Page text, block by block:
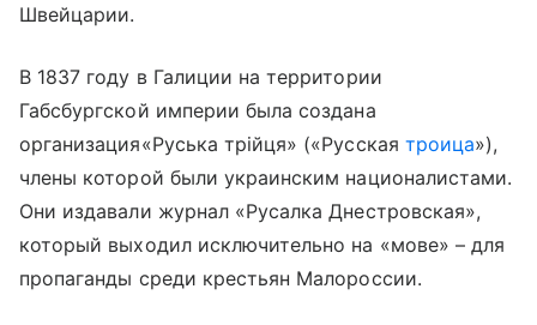
Швейцарии.
В 1837 году в Галиции на территории
Габсбургской империи была создана
организация«Руська трійця» («Русская троица»),
члены которой были украинским националистами.
Они издавали журнал «Русалка Днестровская»,
который выходил исключительно на «мове» – для
пропаганды среди крестьян Малороссии.